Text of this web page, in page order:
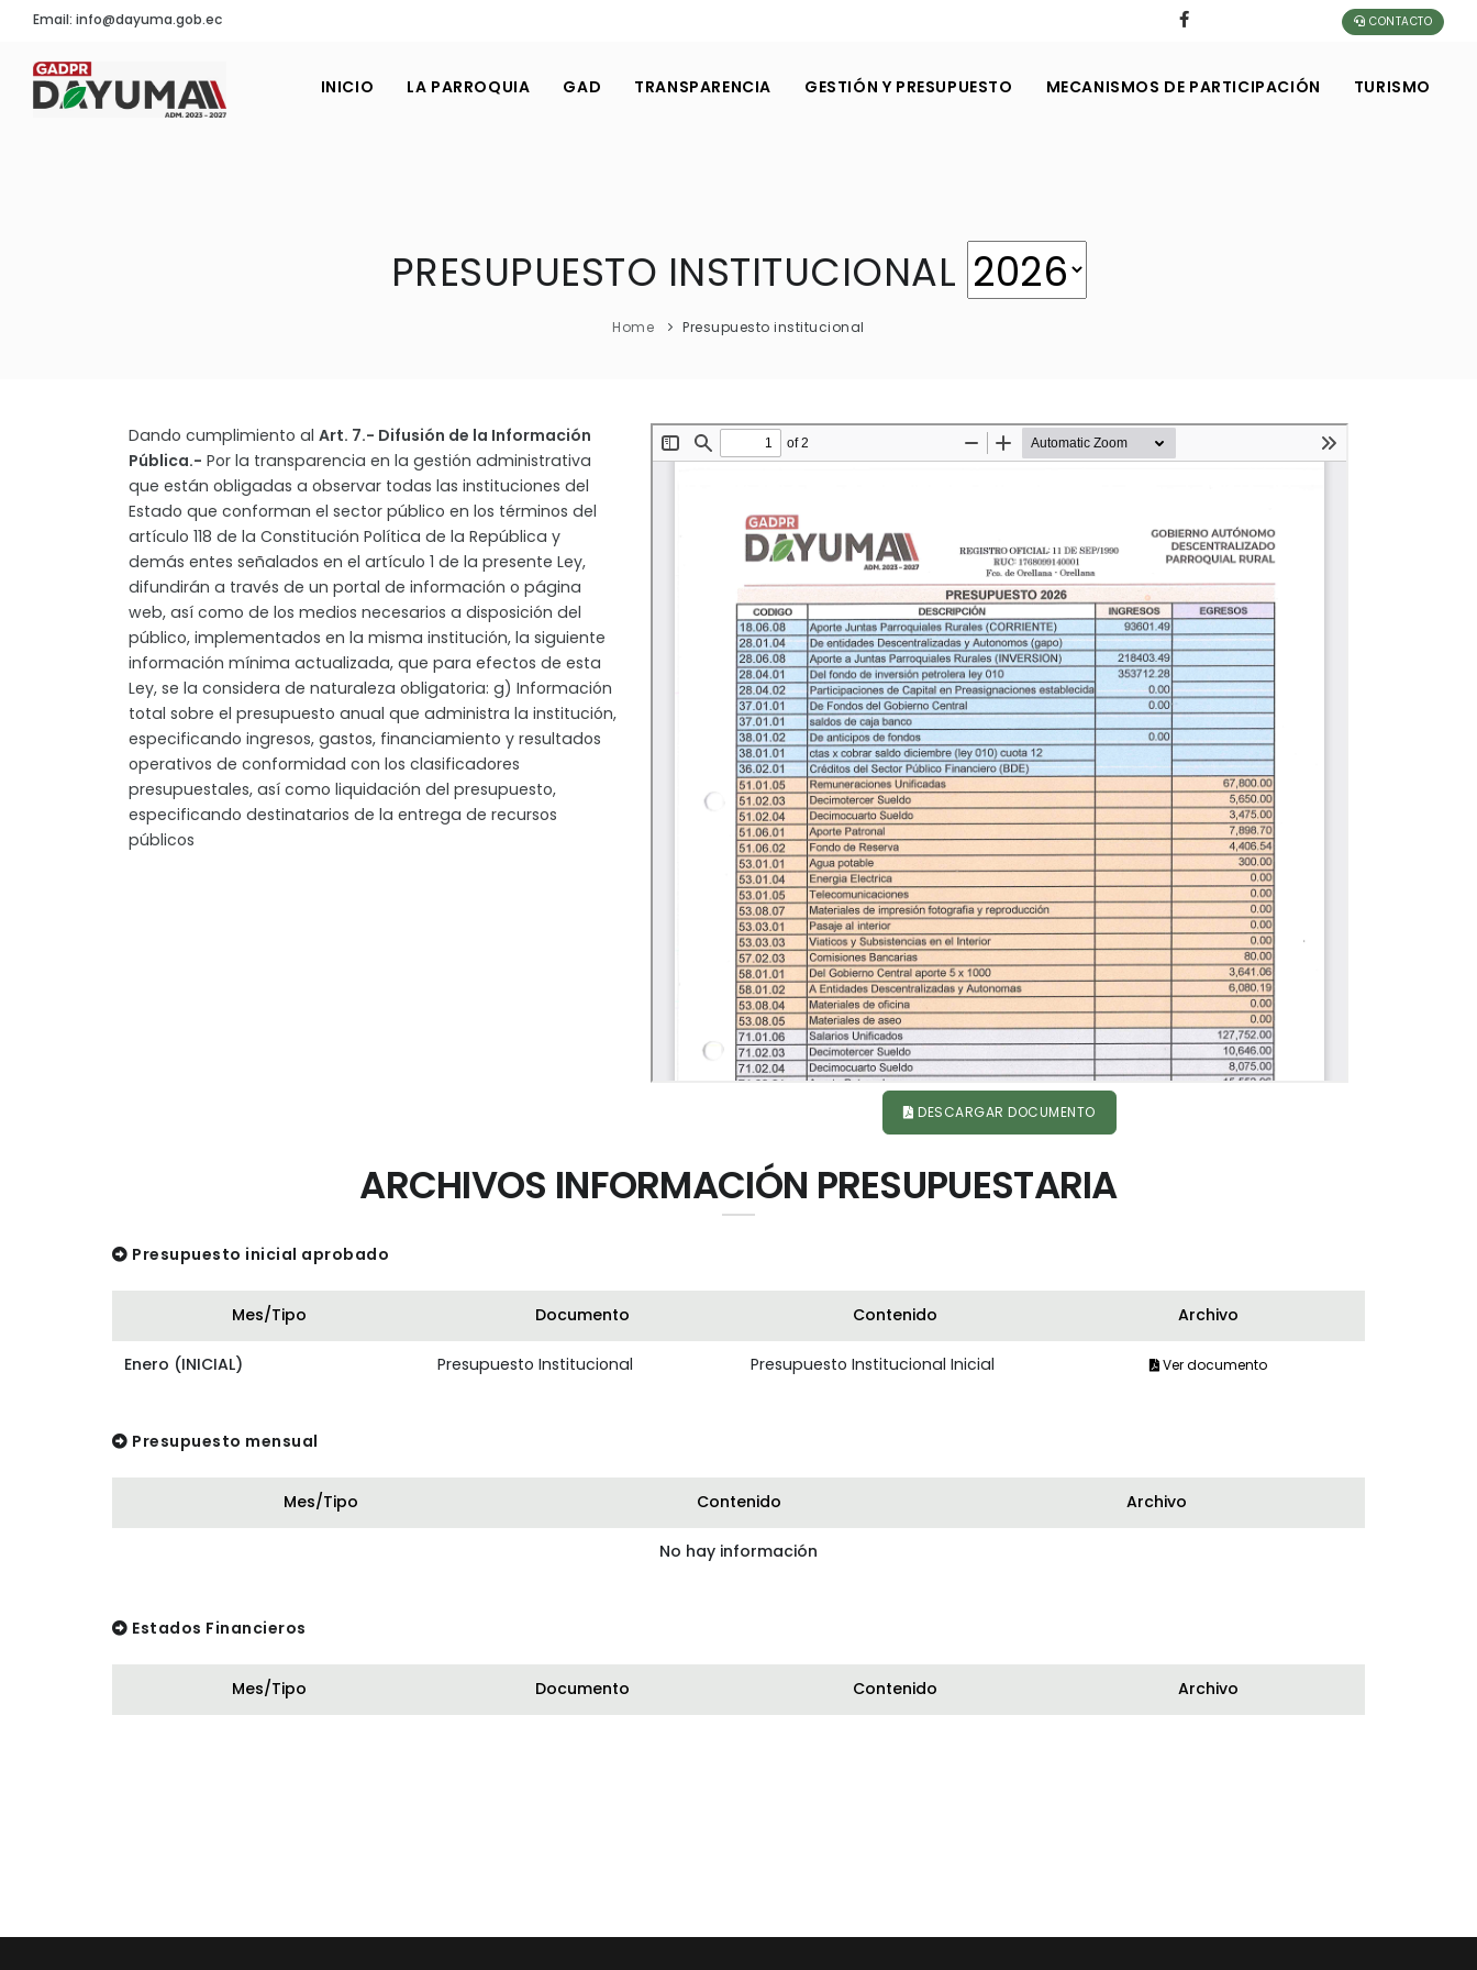
Email: info@dayuma.gob.ec CONTACTO
INICIO LA PARROQUIA GAD TRANSPARENCIA GESTIÓN Y PRESUPUESTO MECANISMOS DE PARTICIPACIÓN TURISMO
PRESUPUESTO INSTITUCIONAL
Home Presupuesto institucional
Dando cumplimiento al Art. 7.- Difusión de la Información
Pública.- Por la transparencia en la gestión administrativa
que están obligadas a observar todas las instituciones del
Estado que conforman el sector público en los términos del
artículo 118 de la Constitución Política de la República y
demás entes señalados en el artículo 1 de la presente Ley,
difundirán a través de un portal de información o página
web, así como de los medios necesarios a disposición del
público, implementados en la misma institución, la siguiente
información mínima actualizada, que para efectos de esta
Ley, se la considera de naturaleza obligatoria: g) Información
total sobre el presupuesto anual que administra la institución,
especificando ingresos, gastos, financiamiento y resultados
operativos de conformidad con los clasificadores
presupuestales, así como liquidación del presupuesto,
especificando destinatarios de la entrega de recursos
públicos
DESCARGAR DOCUMENTO
ARCHIVOS INFORMACIÓN PRESUPUESTARIA
Presupuesto inicial aprobado
Mes/Tipo Documento Contenido Archivo
Enero (INICIAL) Presupuesto Institucional Presupuesto Institucional Inicial Ver documento
Presupuesto mensual
Mes/Tipo Contenido Archivo
No hay información
Estados Financieros
Mes/Tipo Documento Contenido Archivo